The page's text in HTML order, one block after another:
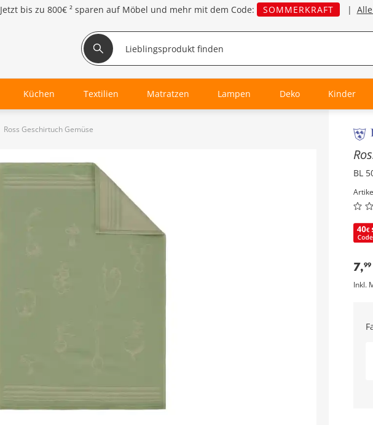
Jetzt bis zu 800€ ² sparen auf Möbel und mehr mit dem Code: SOMMERKRAFT |
Küchen Textilien Matratzen Lampen Deko Kinder
Ross Geschirtuch Gemüse
BL
7,99
Inkl.